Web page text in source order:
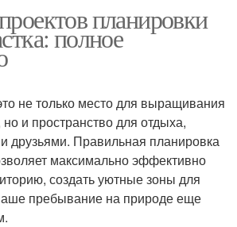
планировки
полное
не только место для выращивания
и пространство для отдыха,
друзьями. Правильная планировка
максимально эффективно
создать уютные зоны для
пребывание на природе еще